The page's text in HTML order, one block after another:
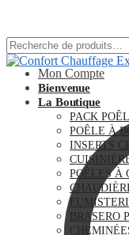
Recherche
pour :
Mon Compte
Recherche
pour :
Bienvenue
La Boutique
PACK
POÊLE À
INSERTS
POÊLES À
BRASERO